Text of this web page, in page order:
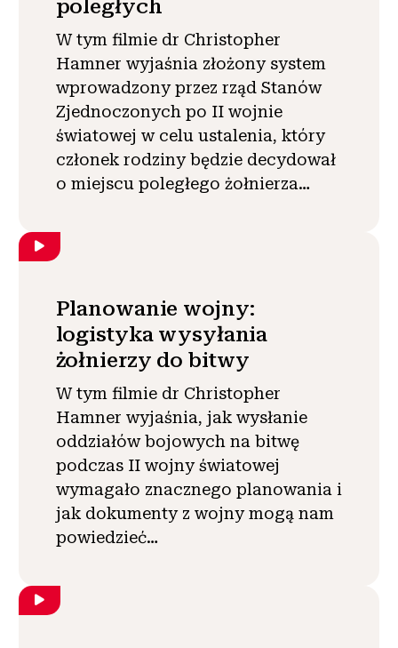
poległych
W tym filmie dr Christopher
Hamner wyjaśnia złożony system
wprowadzony przez rząd Stanów
Zjednoczonych po II wojnie
światowej w celu ustalenia, który
członek rodziny będzie decydował
o miejscu poległego żołnierza…
Planowanie wojny:
logistyka wysyłania
żołnierzy do bitwy
W tym filmie dr Christopher
Hamner wyjaśnia, jak wysłanie
oddziałów bojowych na bitwę
podczas II wojny światowej
wymagało znacznego planowania i
jak dokumenty z wojny mogą nam
powiedzieć…